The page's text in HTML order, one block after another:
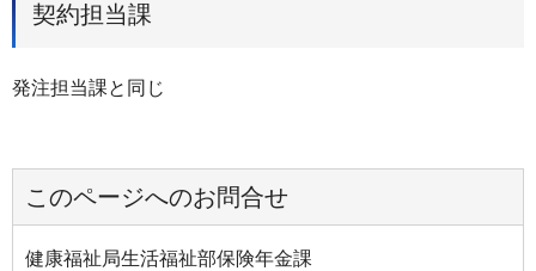
契約担当課
発注担当課と同じ
このページへのお問合せ
健康福祉局生活福祉部保険年金課